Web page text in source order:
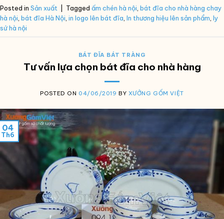
Posted in Sản xuất Tagged ấm chén hà nội bát đĩa cho nhà hàng chay
hà nội bát đĩa Hà Nội in logo lên bát đĩa In thương hiệu lên sản phẩm ly
sứ hà nội
BÁT ĐĨA BÁT TRÀNG
Tư vấn lựa chọn bát đĩa cho nhà hàng
POSTED ON 04/06/2019 BY XƯỞNG GỐM VIỆT
04
Th6